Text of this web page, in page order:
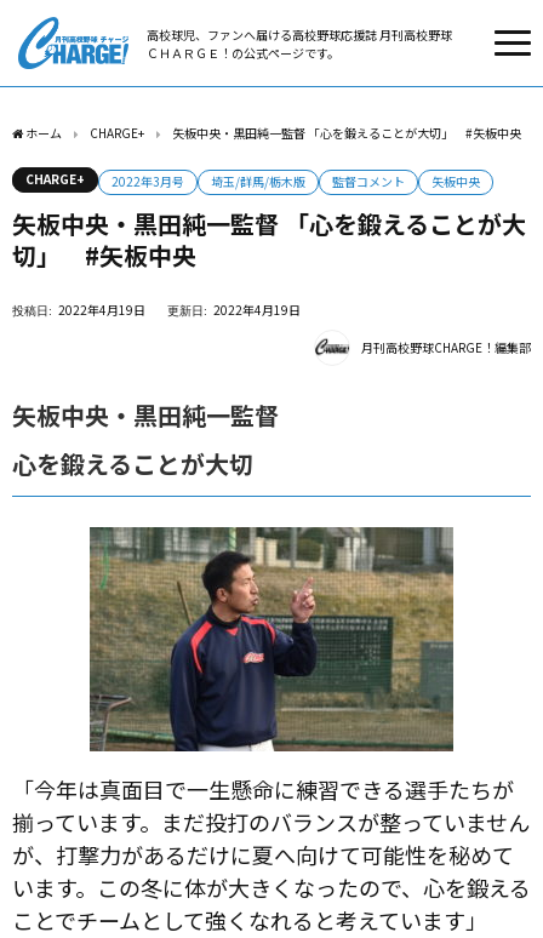
高校球児、ファンへ届ける高校野球応援誌 月刊高校野球
ＣＨＡＲＧＥ！の公式ページです。
ホーム CHARGE+ 矢板中央・黒田純一監督 「心を鍛えることが大切」 #矢板中央
CHARGE+ 2022年3月号 埼玉/群馬/栃木版 監督コメント 矢板中央
矢板中央・黒田純一監督 「心を鍛えることが大
切」 #矢板中央
2022年4月19日 2022年4月19日
月刊高校野球CHARGE！編集部
矢板中央・黒田純一監督
心を鍛えることが大切
「今年は真面目で一生懸命に練習できる選手たちが
揃っています。まだ投打のバランスが整っていません
が、打撃力があるだけに夏へ向けて可能性を秘めて
います。この冬に体が大きくなったので、心を鍛える
ことでチームとして強くなれると考えています」